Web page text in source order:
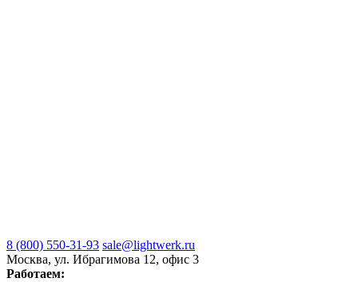
8 (800) 550-31-93 sale@lightwerk.ru
Москва, ул. Ибрагимова 12, офис 3
Работаем: